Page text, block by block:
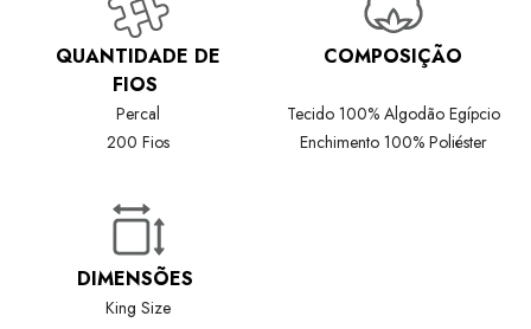
QUANTIDADE DE
FIOS
Percal
200 Fios
COMPOSIÇÃO
Tecido 100% Algodão Egípcio
Enchimento 100% Poliéster
DIMENSÕES
King Size